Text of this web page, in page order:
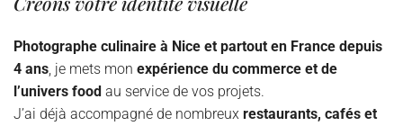
Photographe culinaire à Nice et partout en France depuis
4 ans, je mets mon expérience du commerce et de
l’univers food au service de vos projets.
J’ai déjà accompagné de nombreux restaurants, cafés et